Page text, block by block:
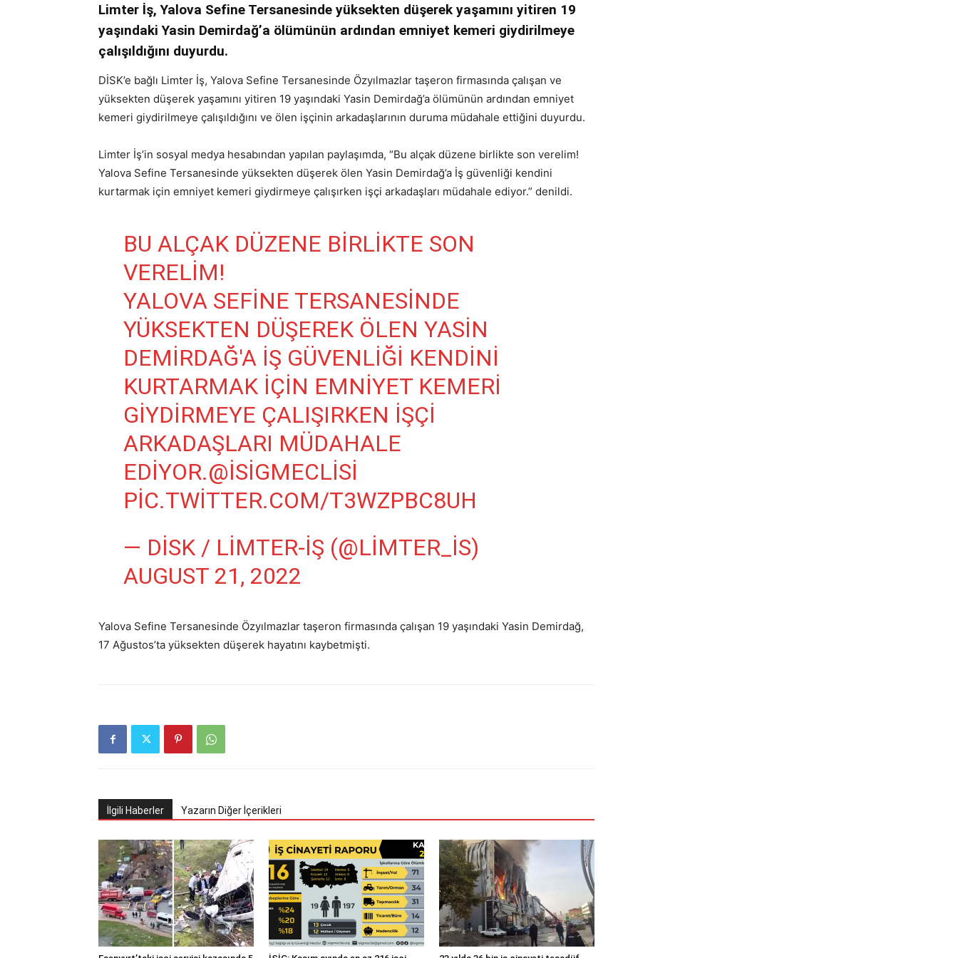
Limter İş, Yalova Sefine Tersanesinde yüksekten düşerek yaşamını yitiren 19
yaşındaki Yasin Demirdağ’a ölümünün ardından emniyet kemeri giydirilmeye
çalışıldığını duyurdu.
DİSK’e bağlı Limter İş, Yalova Sefine Tersanesinde Özyılmazlar taşeron firmasında çalışan ve
yüksekten düşerek yaşamını yitiren 19 yaşındaki Yasin Demirdağ’a ölümünün ardından emniyet
kemeri giydirilmeye çalışıldığını ve ölen işçinin arkadaşlarının duruma müdahale ettiğini duyurdu.
Limter İş’in sosyal medya hesabından yapılan paylaşımda, “Bu alçak düzene birlikte son verelim!
Yalova Sefine Tersanesinde yüksekten düşerek ölen Yasin Demirdağ’a İş güvenliği kendini
kurtarmak için emniyet kemeri giydirmeye çalışırken işçi arkadaşları müdahale ediyor.” denildi.
BU ALÇAK DÜZENE BIRLIKTE SON
VERELIM!
YALOVA SEFINE TERSANESINDE
YÜKSEKTEN DÜŞEREK ÖLEN YASIN
DEMIRDAĞ'A İŞ GÜVENLIĞI KENDINI
KURTARMAK IÇIN EMNIYET KEMERI
GIYDIRMEYE ÇALIŞIRKEN IŞÇI
ARKADAŞLARI MÜDAHALE
EDIYOR.@ISIGMECLISI
PIC.TWITTER.COM/T3WZPBC8UH
— DİSK / LİMTER-İŞ (@LIMTER_IS)
AUGUST 21, 2022
Yalova Sefine Tersanesinde Özyılmazlar taşeron firmasında çalışan 19 yaşındaki Yasin Demirdağ,
17 Ağustos’ta yüksekten düşerek hayatını kaybetmişti.
İlgili Haberler Yazarın Diğer İçerikleri